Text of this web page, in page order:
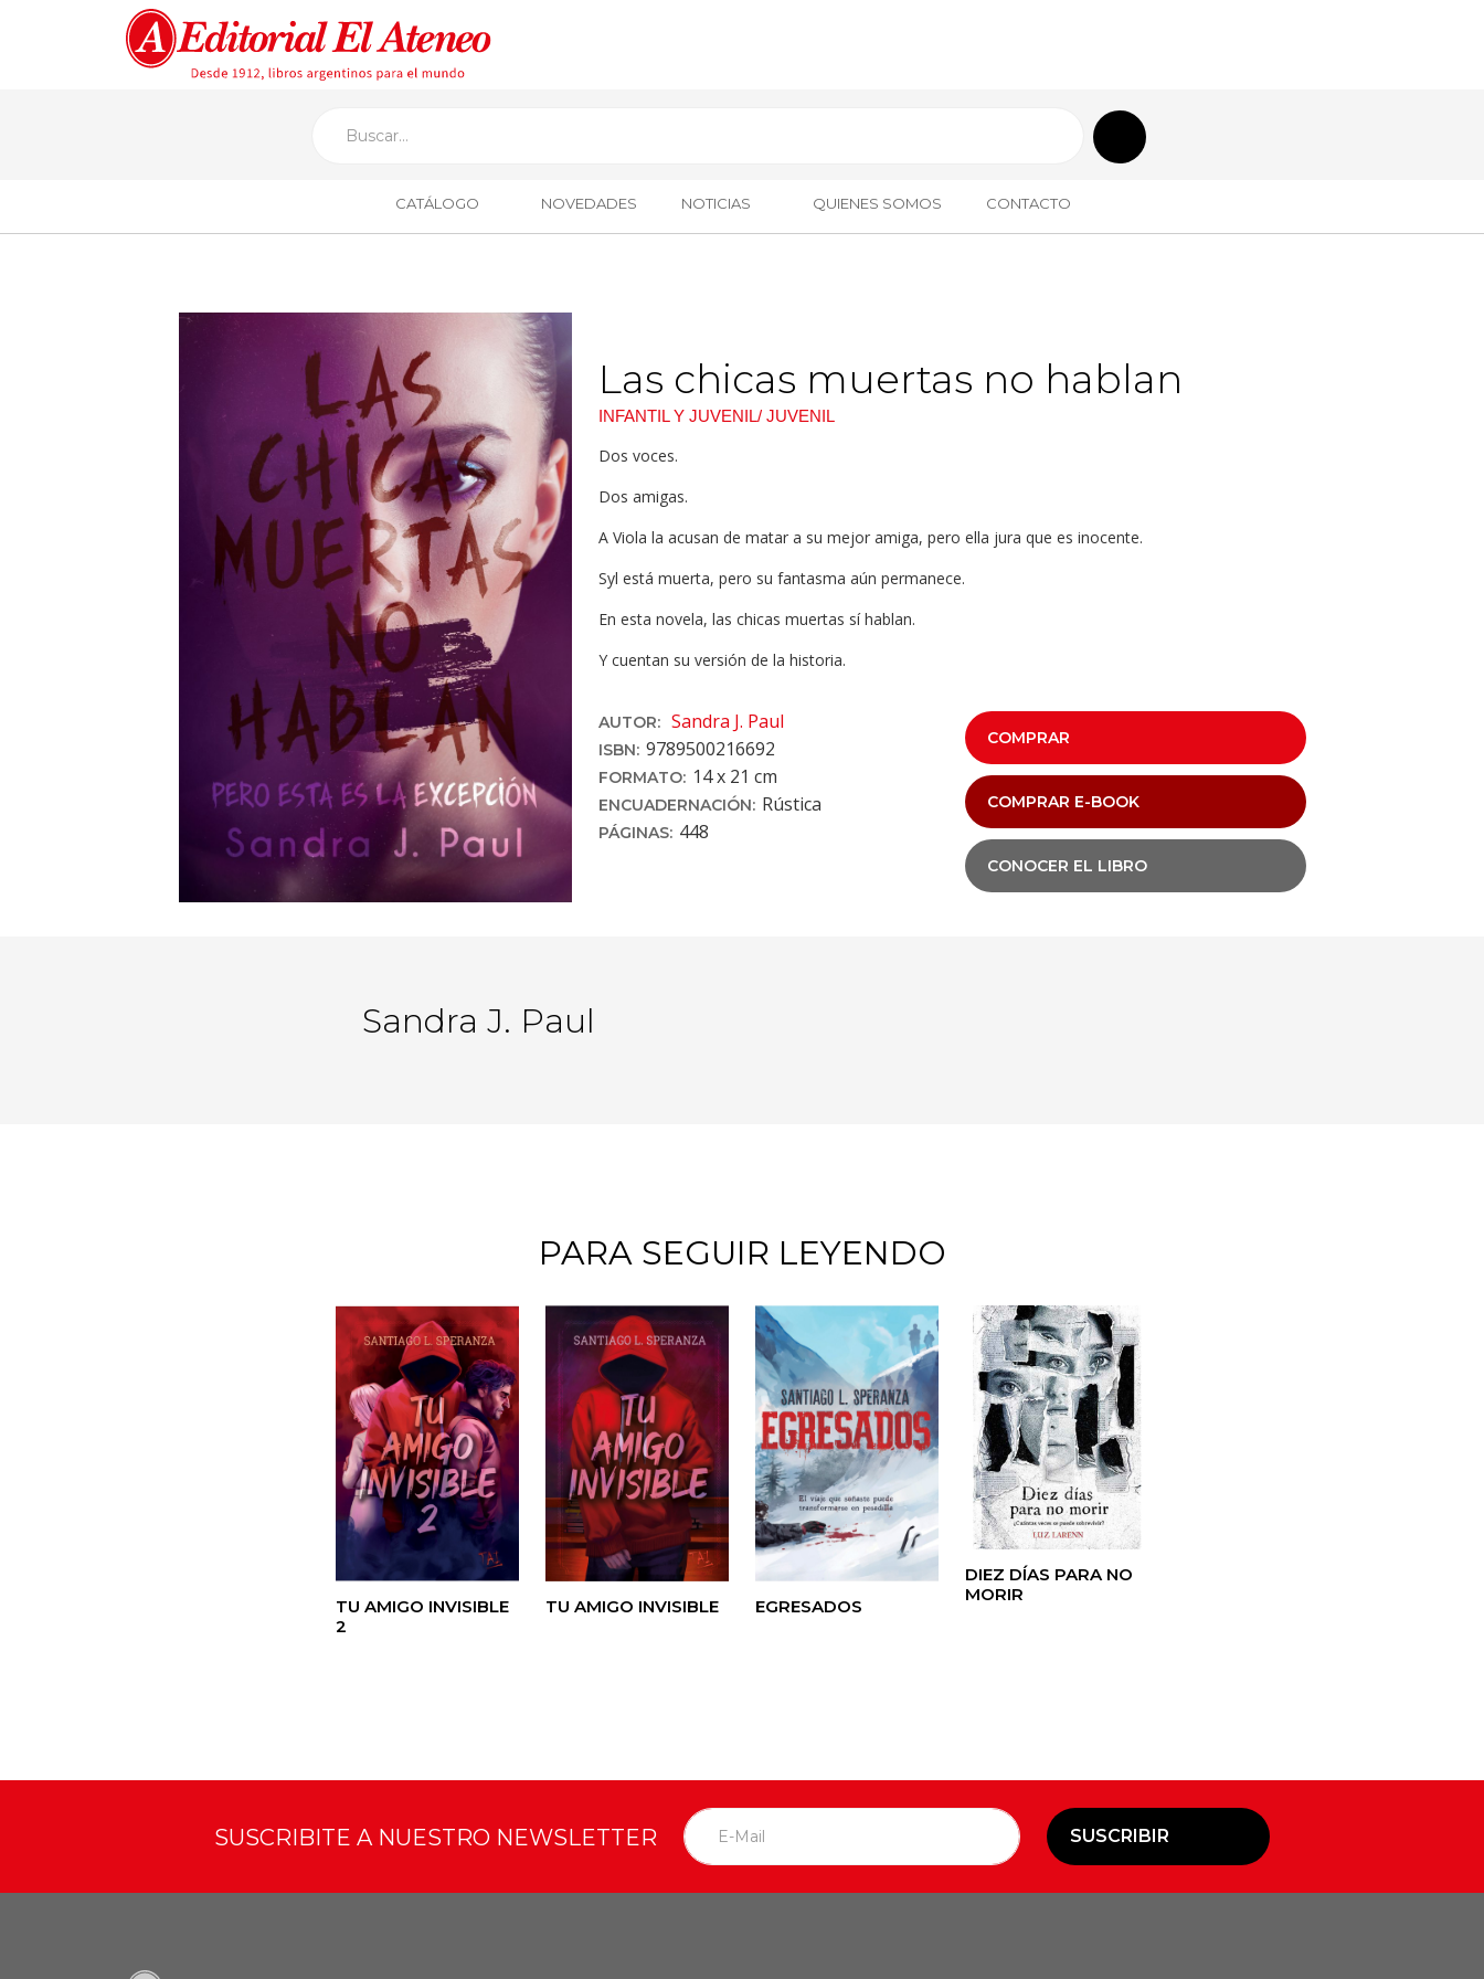
CATÁLOGO NOVEDADES NOTICIAS QUIENES SOMOS CONTACTO
Las chicas muertas no hablan
INFANTIL Y JUVENIL/ JUVENIL
Dos voces.
Dos amigas.
A Viola la acusan de matar a su mejor amiga, pero ella jura que es inocente.
Syl está muerta, pero su fantasma aún permanece.
En esta novela, las chicas muertas sí hablan.
Y cuentan su versión de la historia.
AUTOR: Sandra J. Paul
ISBN: 9789500216692
FORMATO: 14 x 21 cm
ENCUADERNACIÓN: Rústica
PÁGINAS: 448
COMPRAR
COMPRAR E-BOOK
CONOCER EL LIBRO
Sandra J. Paul
PARA SEGUIR LEYENDO
TU AMIGO INVISIBLE
2
TU AMIGO INVISIBLE EGRESADOS
DIEZ DÍAS PARA NO
MORIR
SUSCRIBITE A NUESTRO NEWSLETTER SUSCRIBIR